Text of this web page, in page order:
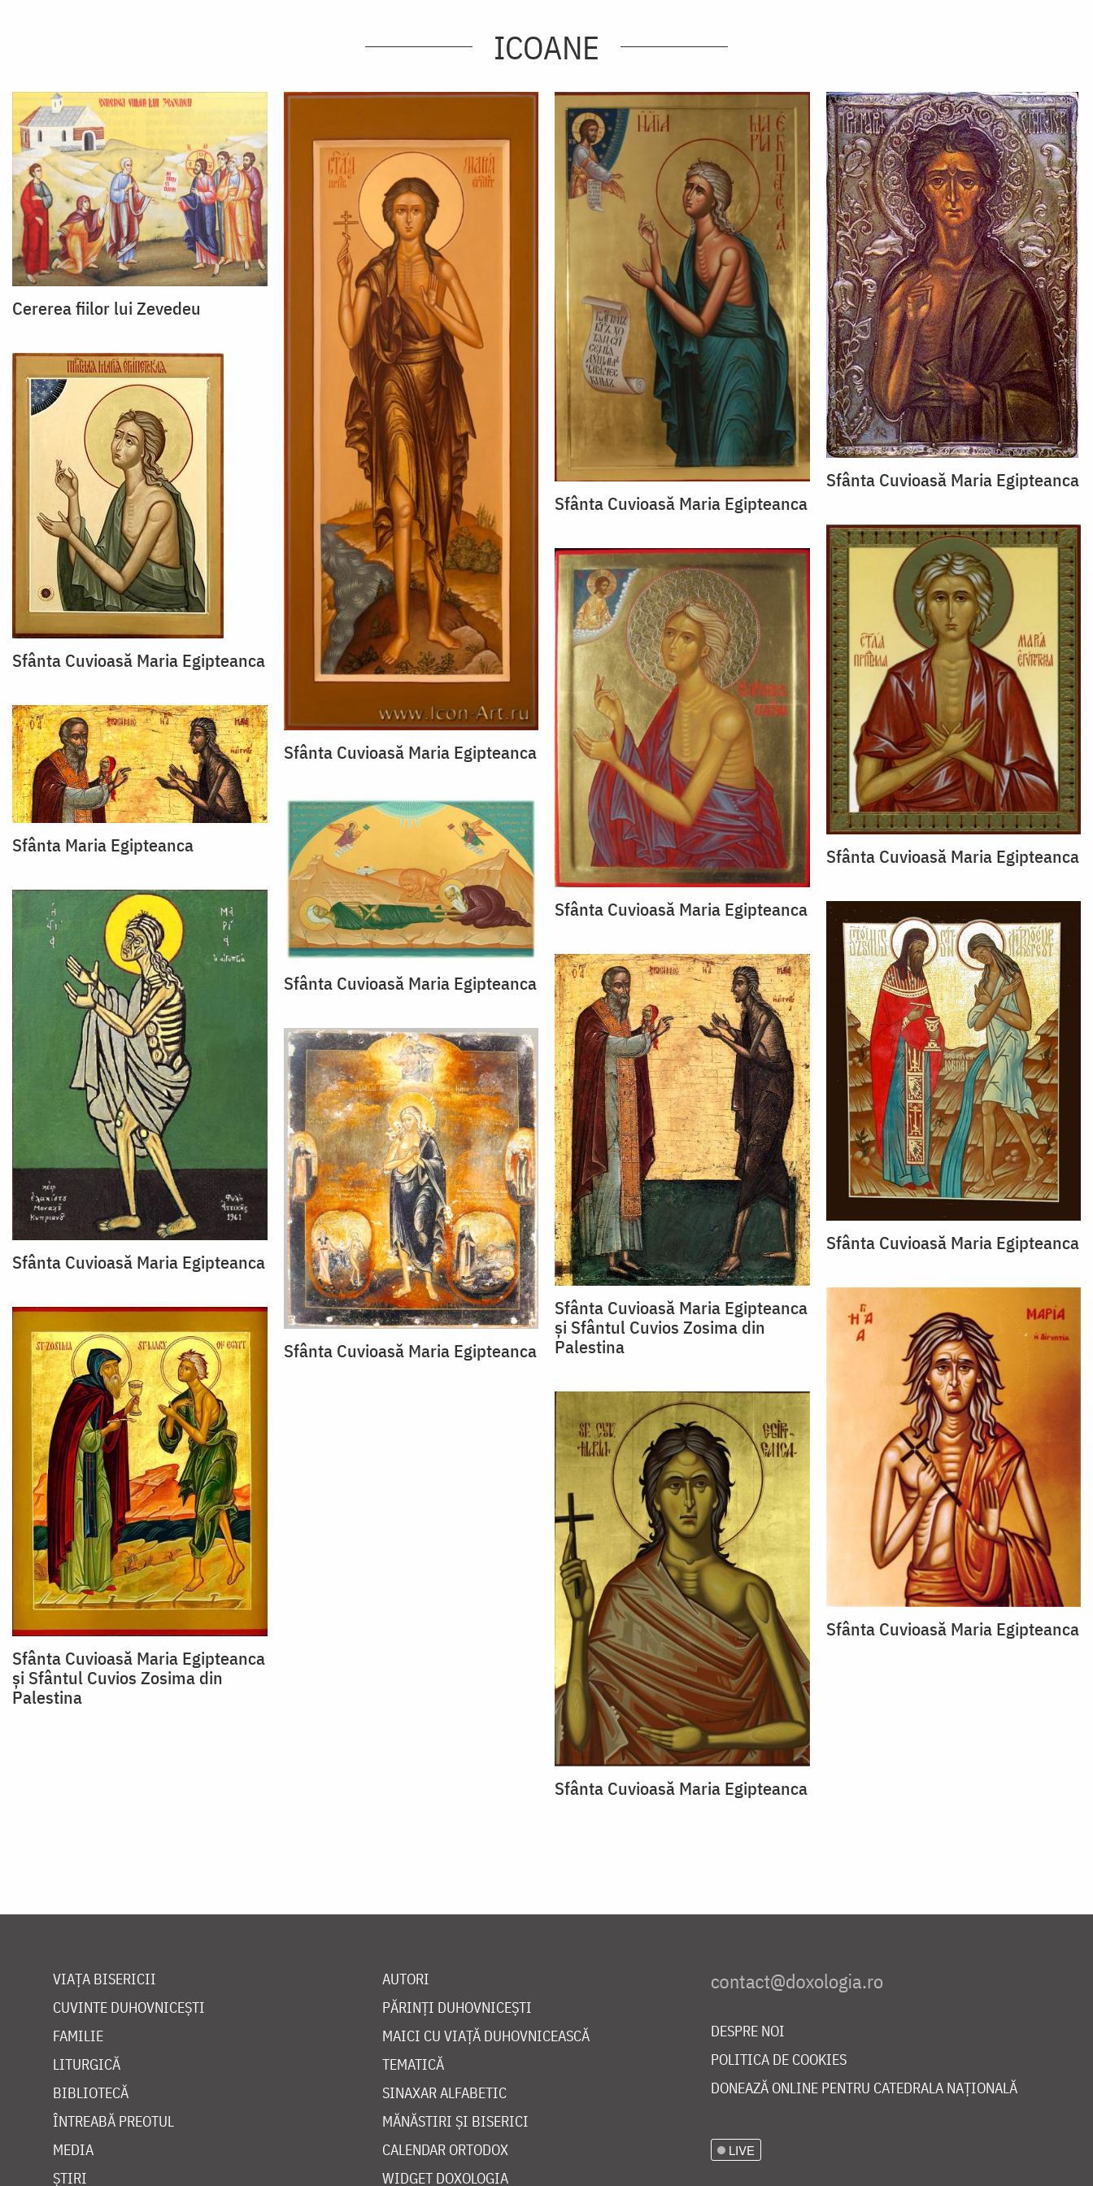
ICOANE
Cererea fiilor lui Zevedeu
Sfânta Cuvioasă Maria Egipteanca
Sfânta Cuvioasă Maria Egipteanca
Sfânta Cuvioasă Maria Egipteanca
Sfânta Cuvioasă Maria Egipteanca
Sfânta Cuvioasă Maria Egipteanca
Sfânta Cuvioasă Maria Egipteanca
Sfânta Maria Egipteanca
Sfânta Cuvioasă Maria Egipteanca
Sfânta Cuvioasă Maria Egipteanca
Sfânta Cuvioasă Maria Egipteanca
Sfânta Cuvioasă Maria Egipteanca
şi Sfântul Cuvios Zosima din
Palestina
Sfânta Cuvioasă Maria Egipteanca
Sfânta Cuvioasă Maria Egipteanca
Sfânta Cuvioasă Maria Egipteanca
şi Sfântul Cuvios Zosima din
Palestina
Sfânta Cuvioasă Maria Egipteanca
VIAȚA BISERICII
CUVINTE DUHOVNICEȘTI
FAMILIE
LITURGICĂ
BIBLIOTECĂ
ÎNTREABĂ PREOTUL
MEDIA
ȘTIRI
AUTORI
PĂRINȚI DUHOVNICEȘTI
MAICI CU VIAȚĂ DUHOVNICEASCĂ
TEMATICĂ
SINAXAR ALFABETIC
MĂNĂSTIRI ȘI BISERICI
CALENDAR ORTODOX
WIDGET DOXOLOGIA
DESPRE NOI
POLITICA DE COOKIES
DONEAZĂ ONLINE PENTRU CATEDRALA NAȚIONALĂ
LIVE